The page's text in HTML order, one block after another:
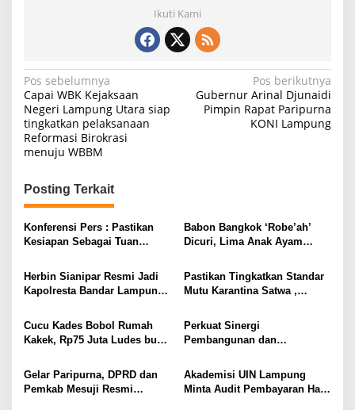
Ikuti Kami
N
a
v
i
a
s
i
o
Pos sebelumnya
Capai WBK Kejaksaan
Negeri Lampung Utara siap
tingkatkan pelaksanaan
Reformasi Birokrasi
menuju WBBM
Pos berikutnya
Gubernur Arinal Djunaidi
Pimpin Rapat Paripurna
KONI Lampung
Posting Terkait
Konferensi Pers : Pastikan
Kesiapan Sebagai Tuan
Tiga Venue Pelaksanaan
Soeratin Cup Piala Gubernur
Lampung
Babon Bangkok ‘Robe’ah’
Dicuri, Lima Anak Ayam
Gang Jalaba Kotabumi Heboh
Herbin Sianipar Resmi Jadi
Kapolresta Bandar Lampung,
Prioritas
Pastikan Tingkatkan Standar
Mutu Karantina Satwa ,
Langsung Instalasi
Pengolahan Pangan PT
Biomedika Nusantara Indah
Cucu Kades Bobol Rumah
Kakek, Rp75 Juta Ludes buat
Ditembak Polisi
Perkuat Sinergi
Pembangunan dan
DPRD Mesuji Gelar Rakor
Forkopimda
Gelar Paripurna, DPRD dan
Pemkab Mesuji Resmi
Akademisi UIN Lampung
Minta Audit Pembayaran Hak